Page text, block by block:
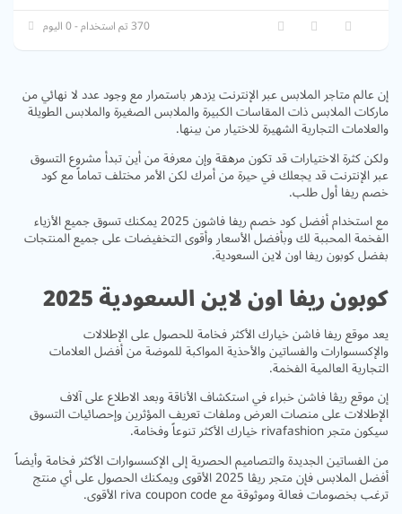
370 تم استخدام - 0 اليوم
إن عالم متاجر الملابس عبر الإنترنت يزدهر باستمرار مع وجود عدد لا نهائي من
ماركات الملابس ذات المقاسات الكبيرة والملابس الصغيرة والملابس الطويلة
والعلامات التجارية الشهيرة للاختيار من بينها.
ولكن كثرة الاختيارات قد تكون مرهقة وإن معرفة من أين تبدأ مشروع التسوق
عبر الإنترنت قد يجعلك في حيرة من أمرك لكن الأمر مختلف تماماً مع كود
خصم ريفا أول طلب.
مع استخدام أفضل كود خصم ريفا فاشون 2025 يمكنك تسوق جميع الأزياء
الفخمة المحببة لك وبأفضل الأسعار وأقوى التخفيضات على جميع المنتجات
بفضل كوبون ريفا اون لاين السعودية.
كوبون ريفا اون لاين السعودية 2025
يعد موقع ريفا فاشن خيارك الأكثر فخامة للحصول على الإطلالات
والإكسسوارات والفساتين والأحذية المواكبة للموضة من أفضل العلامات
التجارية العالمية الفخمة.
إن موقع ريڤا فاشن خبراء في استكشاف الأناقة وبعد الاطلاع على آلاف
الإطلالات على منصات العرض وملفات تعريف المؤثرين وإحصائيات التسوق
سيكون متجر rivafashion خيارك الأكثر تنوعاً وفخامة.
من الفساتين الجديدة والتصاميم الحصرية إلى الإكسسوارات الأكثر فخامة وأيضاً
أفضل الملابس فإن متجر ريڤا 2025 الأقوى ويمكنك الحصول على أي منتج
ترغب بخصومات فعالة وموثوقة مع riva coupon code الأقوى.